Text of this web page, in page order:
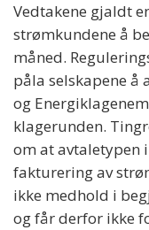
Vedtakene gjaldt
strømkundene å
måned.
påla selskapene å
og
klagerunden.
om at avtaletypen
fakturering av
ikke medhold i
og får derfor ikke